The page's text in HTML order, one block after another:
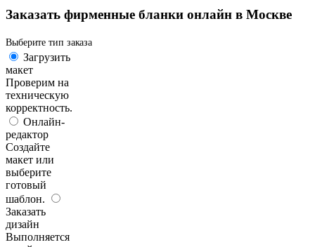
Заказать фирменные бланки онлайн в Москве
Выберите тип заказа
Загрузить
макет
Проверим на
техническую
корректность.
Онлайн-
редактор
Создайте
макет или
выберите
готовый
шаблон.
Заказать
дизайн
Выполняется